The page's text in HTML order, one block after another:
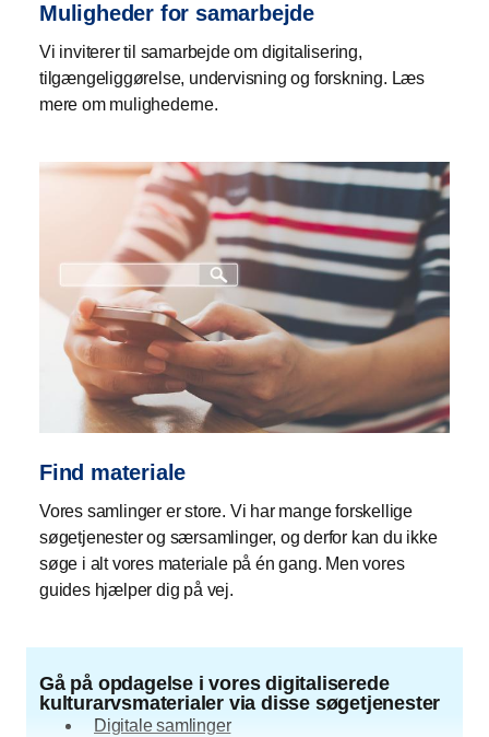
Muligheder for samarbejde
Vi inviterer til samarbejde om digitalisering,
tilgængeliggørelse, undervisning og forskning. Læs
mere om mulighederne.
Find materiale
Vores samlinger er store. Vi har mange forskellige
søgetjenester og særsamlinger, og derfor kan du ikke
søge i alt vores materiale på én gang. Men vores
guides hjælper dig på vej.
Gå på opdagelse i vores digitaliserede
kulturarvsmaterialer via disse søgetjenester
Digitale samlinger